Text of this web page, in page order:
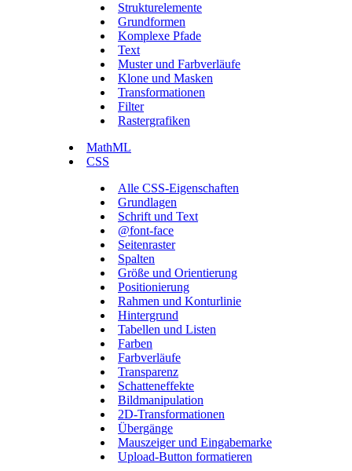
Strukturelemente
Grundformen
Komplexe Pfade
Text
Muster und Farbverläufe
Klone und Masken
Transformationen
Filter
Rastergrafiken
MathML
CSS
Alle CSS-Eigenschaften
Grundlagen
Schrift und Text
@font-face
Seitenraster
Spalten
Größe und Orientierung
Positionierung
Rahmen und Konturlinie
Hintergrund
Tabellen und Listen
Farben
Farbverläufe
Transparenz
Schatteneffekte
Bildmanipulation
2D-Transformationen
Übergänge
Mauszeiger und Eingabemarke
Upload-Button formatieren